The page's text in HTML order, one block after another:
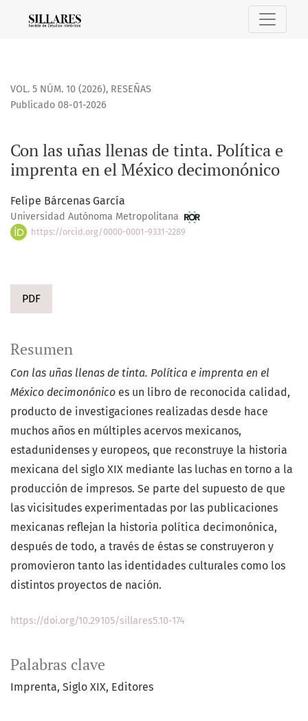
Con las uñas llenas de tinta. Política e imprenta en el
VOL. 5 NÚM. 10 (2026), RESEÑAS
Con las uñas llenas de tinta. Política e
imprenta en el México decimonónico
Publicado 08-01-2026
Felipe Bárcenas García
Universidad Autónoma Metropolitana
https://orcid.org/0000-0001-9331-2289
PDF
Palabras clave
Imprenta Siglo XIX Editores
Resumen
Con las uñas llenas de tinta. Política e imprenta en el
México decimonónico es un libro de reconocida calidad,
producto de investigaciones realizadas desde hace
muchos años en múltiples acervos mexicanos,
estadunidenses y europeos, que reconstruye la historia
mexicana del siglo XIX mediante las luchas en torno a la
producción de impresos. Se parte del supuesto de que
las vicisitudes experimentadas por las publicaciones
mexicanas reflejan la historia política decimonónica,
después de todo, a través de éstas se construyeron y
promovieron tanto las identidades culturales como los
distintos proyectos de nación.
https://doi.org/10.29105/sillares5.10-174